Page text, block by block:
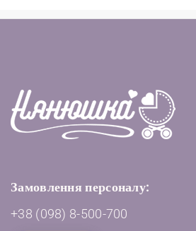
Замовлення персоналу:
+38 (098) 8-500-700